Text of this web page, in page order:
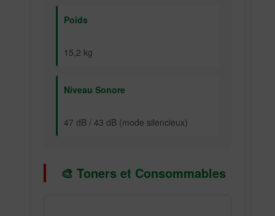
Poids
15,2 kg
Niveau Sonore
47 dB / 43 dB (mode silencieux)
🎨 Toners et Consommables